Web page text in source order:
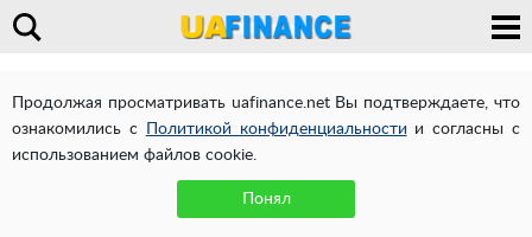
Продолжая просматривать uafinance.net Вы подтверждаете, что
ознакомились с
Политикой конфиденциальности и согласны с
использованием файлов cookie.
Понял